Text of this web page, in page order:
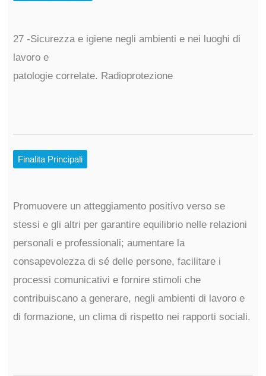
27 -Sicurezza e igiene negli ambienti e nei luoghi di
lavoro e
patologie correlate. Radioprotezione
Finalita Principali
Promuovere un atteggiamento positivo verso se
stessi e gli altri per garantire equilibrio nelle relazioni
personali e professionali; aumentare la
consapevolezza di sé delle persone, facilitare i
processi comunicativi e fornire stimoli che
contribuiscano a generare, negli ambienti di lavoro e
di formazione, un clima di rispetto nei rapporti sociali.